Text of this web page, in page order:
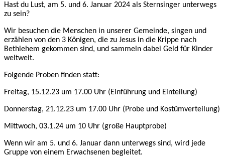
Hast du Lust, am 5. und 6. Januar 2024 als Sternsinger unterwegs
zu sein?
Wir besuchen die Menschen in unserer Gemeinde, singen und
erzählen von den 3 Königen, die zu Jesus in die Krippe nach
Bethlehem gekommen sind, und sammeln dabei Geld für Kinder
weltweit.
Folgende Proben finden statt:
Freitag, 15.12.23 um 17.00 Uhr (Einführung und Einteilung)
Donnerstag, 21.12.23 um 17.00 Uhr (Probe und Kostümverteilung)
Mittwoch, 03.1.24 um 10 Uhr (große Hauptprobe)
Wenn wir am 5. und 6. Januar dann unterwegs sind, wird jede
Gruppe von einem Erwachsenen begleitet.